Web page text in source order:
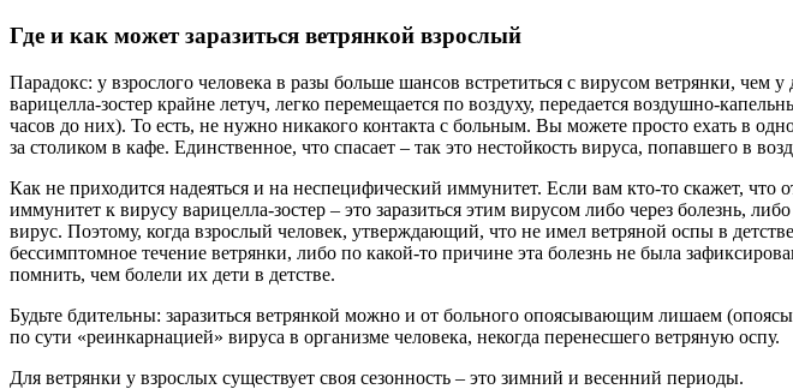
Где и как может заразиться ветрянкой взрослый
Парадокс: у взрослого человека в разы больше шансов встретиться с вирусом ветрянки,
варицелла-зостер крайне летуч, легко перемещается по воздуху, передается воздушно-
часов до них). То есть, не нужно никакого контакта с больным. Вы можете просто ехать в
за столиком в кафе. Единственное, что спасает – так это нестойкость вируса, попавшего в
Как не приходится надеяться и на неспецифический иммунитет. Если вам кто-то скажет,
иммунитет к вирусу варицелла-зостер – это заразиться этим вирусом либо через болезнь,
вирус. Поэтому, когда взрослый человек, утверждающий, что не имел ветряной оспы в
бессимптомное течение ветрянки, либо по какой-то причине эта болезнь не была
помнить, чем болели их дети в детстве.
Будьте бдительны: заразиться ветрянкой можно и от больного опоясывающим лишаем
по сути «реинкарнацией» вируса в организме человека, некогда перенесшего ветряную оспу.
Для ветрянки у взрослых существует своя сезонность – это зимний и весенний периоды.